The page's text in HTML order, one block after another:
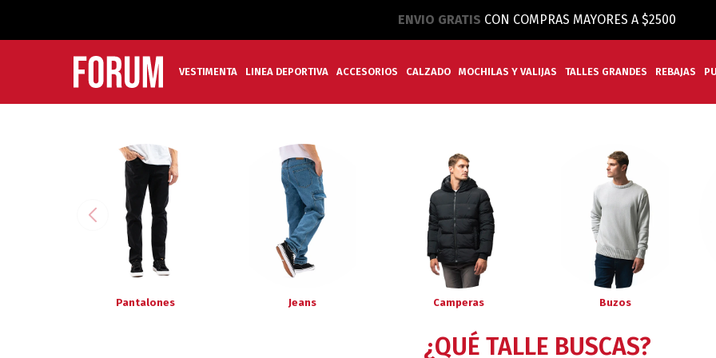
ENVIO GRATIS CON COMPRAS MAYORES A $2500
VESTIMENTA LINEA DEPORTIVA ACCESORIOS CALZADO MOCHILAS Y VALIJAS TALLES GRANDES REBAJAS
Pantalones Jeans Camperas Buzos
¿QUÉ TALLE BUSCAS?